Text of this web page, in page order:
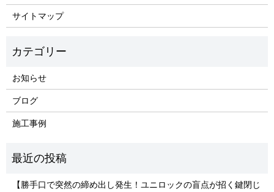
サイトマップ
お知らせ
ブログ
施工事例
【勝手口で突然の締め出し発生！ユニロックの盲点が招く鍵閉じ